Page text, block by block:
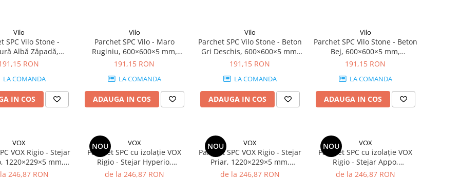
Vilo
SPC Vilo Stone -
Albă Zăpadă,
mm, antiderapant
RON
LA COMANDA
IN COS
Vilo
Parchet SPC Vilo - Maro
Ruginiu, 600×600×5 mm,
antiderapant R10, 1.44
191,15 RON
LA COMANDA
ADAUGA IN COS
Vilo
Parchet SPC Vilo Stone - Beton
Gri Deschis, 600×600×5 mm,
antiderapant R10, 1.44
191,15 RON
LA COMANDA
ADAUGA IN COS
Vilo
Parchet SPC Vilo Stone - Beton
Bej, 600×600×5 mm,
antiderapant R10, 1.44
191,15 RON
LA COMANDA
ADAUGA IN COS
VOX
VOX Rigio - Stejar
1220×229×5 mm,
R9, 2.23
246,87 RON
NOU VOX
Parchet SPC cu izolație VOX
Rigio - Stejar Hyperio,
1220×229×6.5 mm,
de la 246,87 RON
NOU VOX
Parchet SPC VOX Rigio - Stejar
Priar, 1220×229×5 mm,
antiderapant R9, 2.23
de la 246,87 RON
NOU VOX
Parchet SPC cu izolație VOX
Rigio - Stejar Appo,
1220×229×6.5 mm,
de la 246,87 RON